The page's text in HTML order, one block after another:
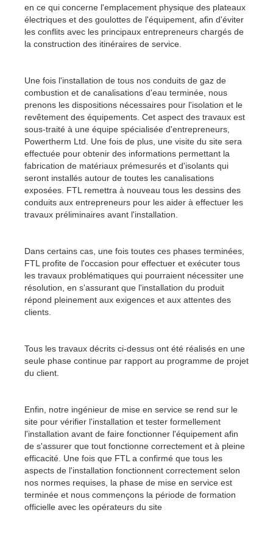
en ce qui concerne l'emplacement physique des plateaux
électriques et des goulottes de l'équipement, afin d'éviter
les conflits avec les principaux entrepreneurs chargés de
la construction des itinéraires de service.
Une fois l'installation de tous nos conduits de gaz de
combustion et de canalisations d'eau terminée, nous
prenons les dispositions nécessaires pour l'isolation et le
revêtement des équipements. Cet aspect des travaux est
sous-traité à une équipe spécialisée d'entrepreneurs,
Powertherm Ltd. Une fois de plus, une visite du site sera
effectuée pour obtenir des informations permettant la
fabrication de matériaux prémesurés et d'isolants qui
seront installés autour de toutes les canalisations
exposées. FTL remettra à nouveau tous les dessins des
conduits aux entrepreneurs pour les aider à effectuer les
travaux préliminaires avant l'installation.
Dans certains cas, une fois toutes ces phases terminées,
FTL profite de l'occasion pour effectuer et exécuter tous
les travaux problématiques qui pourraient nécessiter une
résolution, en s'assurant que l'installation du produit
répond pleinement aux exigences et aux attentes des
clients.
Tous les travaux décrits ci-dessus ont été réalisés en une
seule phase continue par rapport au programme de projet
du client.
Enfin, notre ingénieur de mise en service se rend sur le
site pour vérifier l'installation et tester formellement
l'installation avant de faire fonctionner l'équipement afin
de s'assurer que tout fonctionne correctement et à pleine
efficacité. Une fois que FTL a confirmé que tous les
aspects de l'installation fonctionnent correctement selon
nos normes requises, la phase de mise en service est
terminée et nous commençons la période de formation
officielle avec les opérateurs du site